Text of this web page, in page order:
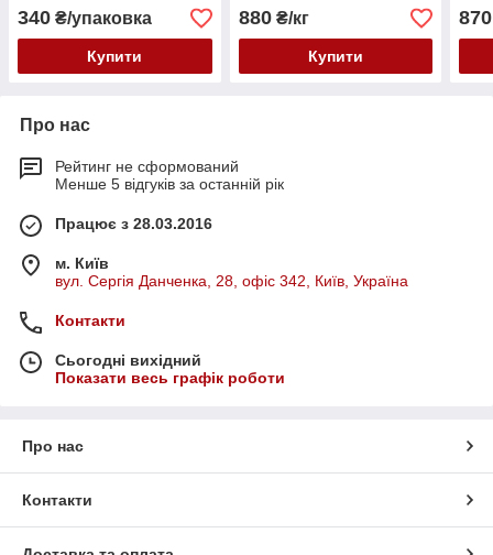
340 ₴/упаковка
Купити
880₴/кг
Купити
870
Про нас
Рейтинг не сформований
Менше 5 відгуків за останній рік
Працює з 28.03.2016
м. Київ
вул. Сергія Данченка, 28, офіс 342, Київ, Україна
Контакти
Сьогодні вихідний
Показати весь графік роботи
Про нас
Контакти